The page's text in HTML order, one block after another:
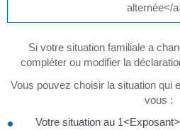
alternée</
Si votre situation familiale a
compléter ou modifier la
Vous pouvez choisir la situation qui
vous :
Votre situation au